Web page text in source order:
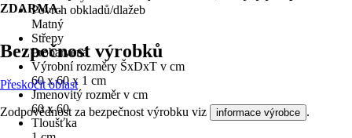
Povrch obkladů/dlažeb
Matný
Střepy
Probarvená
Výrobní rozměry ŠxDxT v cm
60 x 60 x 1 cm
Jmenovitý rozměr v cm
60 x 60
Tloušťka
ZDARMA.
Bezpečnost výrobků
Přeskočit oblast
Zodpovědnost za bezpečnost výrobku viz informace výrobce .